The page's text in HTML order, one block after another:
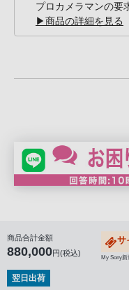
プロカメラマンの要
▶商品の詳細を見る
商品合計金額
880,000円(税込)
サ
My Sony
翌日出荷